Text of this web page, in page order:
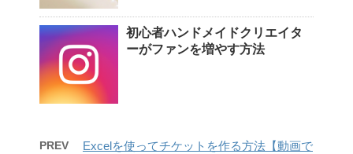
初心者ハンドメイドクリエイタ
ーがファンを増やす方法
PREV
Excelを使ってチケットを作る方法【動画で